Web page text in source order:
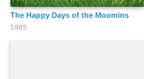
The Happy Days of the Moomins
1985